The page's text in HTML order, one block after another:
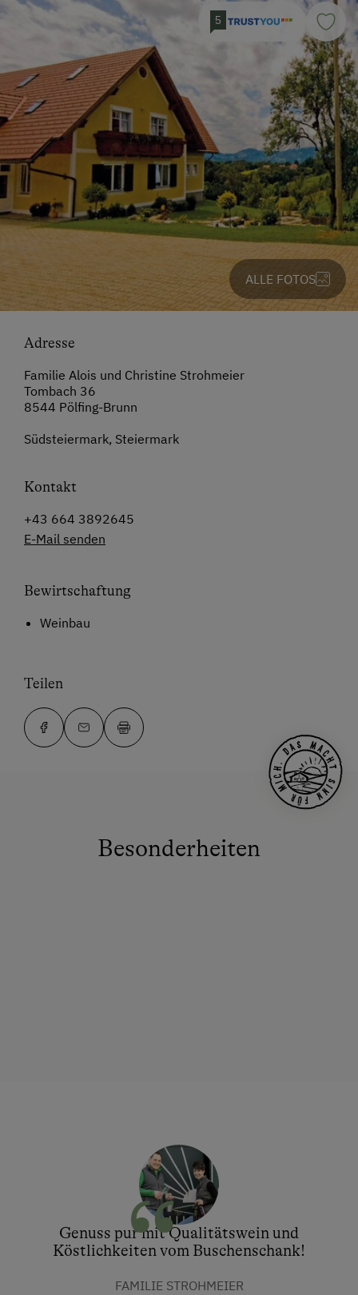
5
ALLE FOTOS
Adresse
Familie Alois und Christine Strohmeier
Tombach 36
8544 Pölfing-Brunn
Südsteiermark, Steiermark
Kontakt
+43 664 3892645
E-Mail senden
Bewirtschaftung
Weinbau
Teilen
Besonderheiten
Genuss pur mit Qualitätswein und
Köstlichkeiten vom Buschenschank!
FAMILIE STROHMEIER